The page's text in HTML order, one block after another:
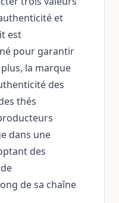
et
est
pour garantir
la marque
des
thés
dans une
des
de sa chaîne